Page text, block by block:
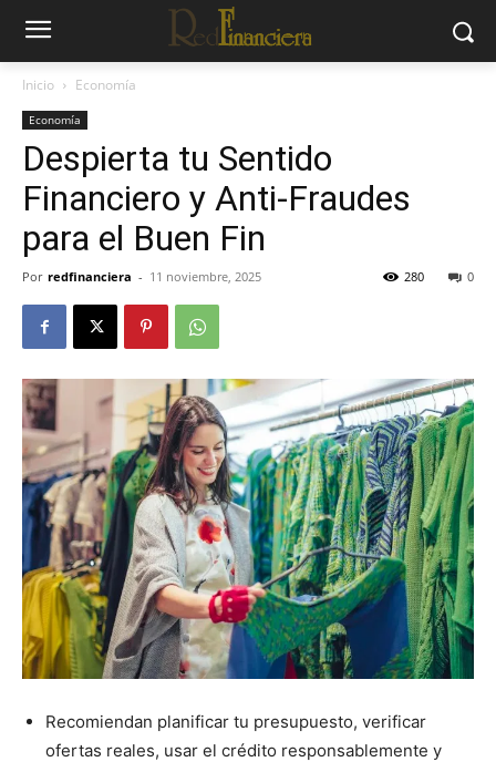
Inicio Economía
Economía
Despierta tu Sentido
Financiero y Anti-Fraudes
para el Buen Fin
Por redfinanciera - 11 noviembre, 2025 0
280
Recomiendan planificar tu presupuesto, verificar
ofertas reales, usar el crédito responsablemente y